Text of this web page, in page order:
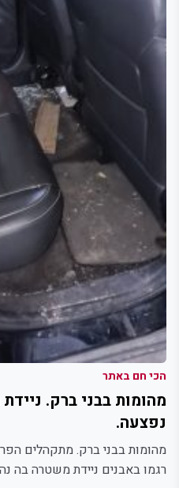
הכי חם באתר
מהומות בבני ברק.
נפצעה.
מהומות בבני ברק. מתקהלים
רגמו באבנים ניידת משטרה בה